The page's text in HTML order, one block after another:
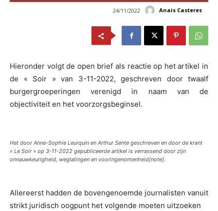
Anais Casteres
24/11/2022
Hieronder volgt de open brief als reactie op het artikel in
de « Soir » van 3-11-2022, geschreven door twaalf
burgergroeperingen verenigd in naam van de
objectiviteit en het voorzorgsbeginsel.
Het door Anne-Sophie Leurquin en Arthur Sente geschreven en door de krant
« Le Soir » op 3-11-2022 gepubliceerde artikel is verrassend door zijn
onnauwkeurigheid, weglatingen en vooringenomenheid[note].
Allereerst hadden de bovengenoemde journalisten vanuit
strikt juridisch oogpunt het volgende moeten uitzoeken